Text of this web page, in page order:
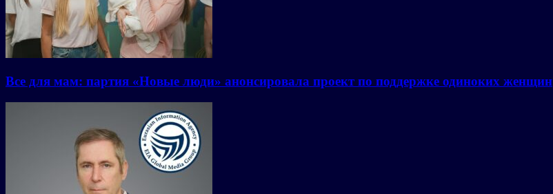
Все для мам: партия «Новые люди» анонсировала проект по поддержке одиноких женщин